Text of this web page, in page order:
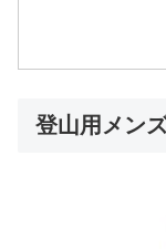
登山用メン